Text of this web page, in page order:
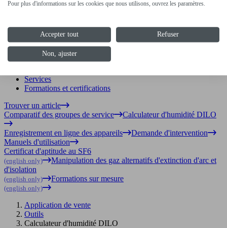
DILO Asia Pacific
English
Catalogue en ligne
Services
Formations et certifications
Trouver un article
Comparatif des groupes de service
Calculateur d'humidité DILO
Enregistrement en ligne des appareils
Demande d'intervention
Manuels d'utilisation
Certificat d'aptitude au SF6
(english only)
Manipulation des gaz alternatifs d'extinction d'arc et
d'isolation
(english only) Formations sur mesure
(english only)
Application de vente
Outils
Calculateur d'humidité DILO
Pour plus d'informations sur les cookies que nous utilisons, ouvrez les paramètres.
Accepter tout Refuser
Non, ajuster